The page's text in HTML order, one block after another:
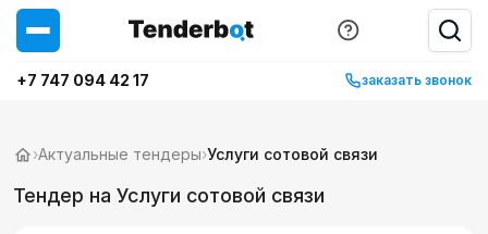
+7 747 094 42 17 заказать звонок
›Актуальные тендеры›Услуги сотовой связи
Тендер на Услуги сотовой связи